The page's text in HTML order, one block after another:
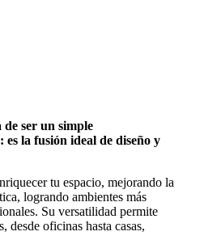
de ser un simple
es la fusión ideal de diseño y
tu espacio, mejorando la
logrando ambientes más
Su versatilidad permite
desde oficinas hasta casas,